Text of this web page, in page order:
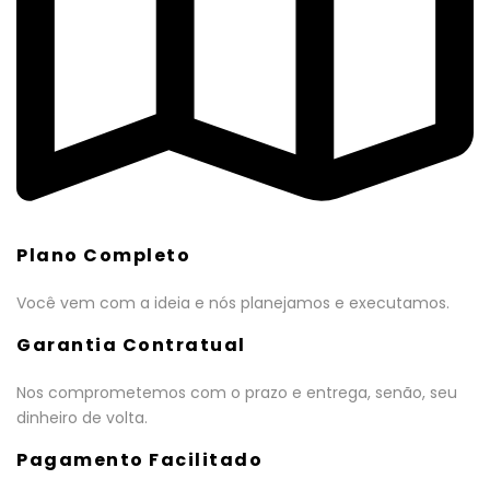
Plano Completo
Você vem com a ideia e nós planejamos e executamos.
Garantia Contratual
Nos comprometemos com o prazo e entrega, senão, seu
dinheiro de volta.
Pagamento Facilitado